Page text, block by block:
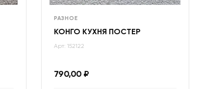
РАЗНОЕ
КОНГО КУХНЯ ПОСТЕР
Арт: 152122
790,00 ₽